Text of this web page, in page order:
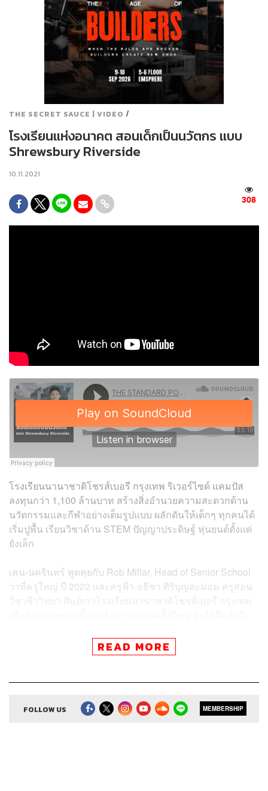
THE SECRET SAUCE | VIDEO /
โรงเรียนแห่งอนาคต สอนเด็กเป็นนวัตกร แบบ
Shrewsbury Riverside
10.11.2021
308
โรงเรียนนานาชาติโชรส์เบอรี กรุงเทพ ริเวอร์ไซด์ แคมปัส
ลงทุนกว่า 1,100 ล้านบาท สร้างสิ่งอำนวยความสะดวกด้าน
นวัตกรรมและกีฬาอย่างเต็มรูปแบบ ผลักดันให้เด็กๆ ทุกคนได้
เริ่มปูพื้น เรียนวิชาด้าน STEM ปัญญาประดิษฐ์ หุ่นยนต์ตั้งแต่
ยังเล็ก
เคน-นครินทร์ พูดคุยกับ Rob Millar, Head of Senior School
ว่าที่ครูใหญ่ ปี 2022 และครูฟ้า-อธิชา ศิริบุญละม่อม ครูสอน
คนทุกคน แล้วทำไมเด็กๆ ถึงต้องเรียนเขียนโค้ดตั้งแต่อยู่ใน
ติดต่อสอบถาม หรือเยี่ยมชมโรงเรียน ได้ที่New Senior Scho
ol – Shrewsbury International School Bangkokหรือhttps://
bit.ly/2YgBV00
READ MORE
FOLLOW US MEMBERSHIP